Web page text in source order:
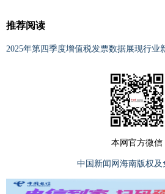
推荐阅读
2025年第四季度增值税发票数据展现行业
本网官方微信
中国新闻网海南版权及